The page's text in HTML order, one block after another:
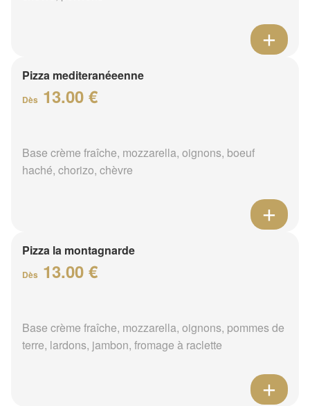
Pizza mediteranéeenne
Dès 13.00 €
Base crème fraîche, mozzarella, oignons, boeuf
haché, chorizo, chèvre
Pizza la montagnarde
Dès 13.00 €
Base crème fraîche, mozzarella, oignons, pommes de
terre, lardons, jambon, fromage à raclette